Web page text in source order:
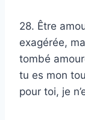
28. Être
exagérée,
tombé
tu es mon
pour toi, je